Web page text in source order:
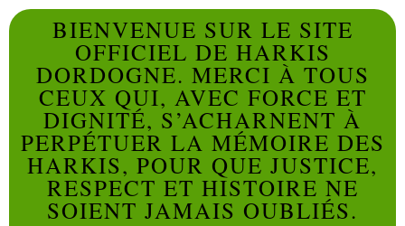
BIENVENUE SUR LE SITE
OFFICIEL DE HARKIS
DORDOGNE. MERCI À TOUS
CEUX QUI, AVEC FORCE ET
DIGNITÉ, S’ACHARNENT À
PERPÉTUER LA MÉMOIRE DES
HARKIS, POUR QUE JUSTICE,
RESPECT ET HISTOIRE NE
SOIENT JAMAIS OUBLIÉS.